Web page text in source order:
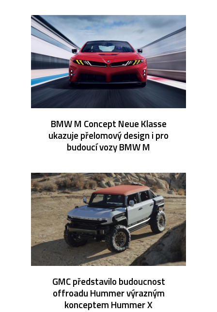
BMW M Concept Neue Klasse
ukazuje přelomový design i pro
budoucí vozy BMW M
GMC představilo budoucnost
offroadu Hummer výrazným
konceptem Hummer X